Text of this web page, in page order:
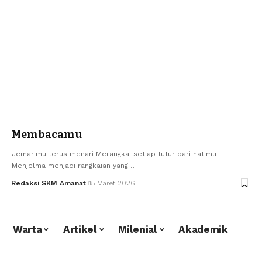
Membacamu
Jemarimu terus menari Merangkai setiap tutur dari hatimu
Menjelma menjadi rangkaian yang…
Redaksi SKM Amanat 15 Maret 2026
Warta Artikel Milenial Akademik